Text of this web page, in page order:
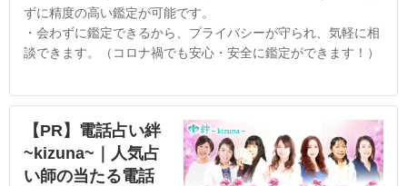
ずに精度の高い鑑定が可能です。
・会わずに鑑定できるから、プライバシーが守られ、気軽に相
談できます。（コロナ禍でも安心・安全に鑑定ができます！）
【PR】電話占い絆
~kizuna~｜人気占
い師の当たる電話